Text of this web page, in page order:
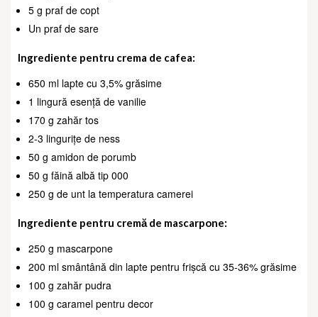
5 g praf de copt
Un praf de sare
Ingrediente pentru crema de cafea:
650 ml lapte cu 3,5% grăsime
1 lingură esență de vanilie
170 g zahăr tos
2-3 lingurițe de ness
50 g amidon de porumb
50 g făină albă tip 000
250 g de unt la temperatura camerei
Ingrediente pentru cremă de mascarpone:
250 g mascarpone
200 ml smântână din lapte pentru frișcă cu 35-36% grăsime
100 g zahăr pudra
100 g caramel pentru decor